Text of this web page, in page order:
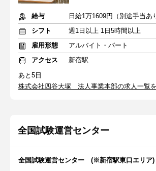
給与
日給1万1609円（別途手当あ
シフト
週1日以上 1日5時間以上
雇用形態
アルバイト・パート
アクセス
新宿駅
あと5日
株式会社四谷大塚 法人事業本部の求人一覧
全国試験運営センター
全国試験運営センター (※新宿駅東口エリア)